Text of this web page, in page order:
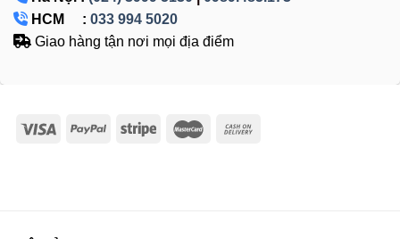
HCM : 033 994 5020
Giao hàng tận nơi mọi địa điểm